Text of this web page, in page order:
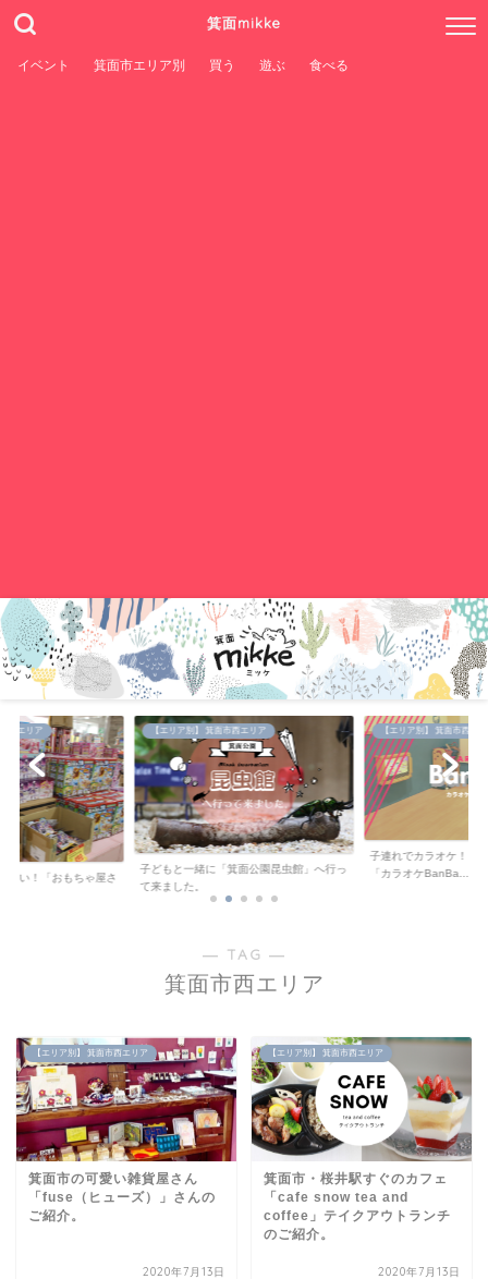
箕面mikke
イベント 箕面市エリア別 買う 遊ぶ 食べる
。
央エリア
安い！「おもちゃ屋さ
【エリア別】 箕面市西エリア
子どもと一緒に「箕面公園昆虫館」へ行っ
て来ました。
【エリア別】 箕面市西エ
子連れでカラオケ！キ
「カラオケBanBa...
― TAG ―
箕面市西エリア
【エリア別】 箕面市西エリア
箕面市の可愛い雑貨屋さん
「fuse（ヒューズ）」さんの
ご紹介。
2020年7月13日
【エリア別】 箕面市西エリア
箕面市・桜井駅すぐのカフェ
「cafe snow tea and
coffee」テイクアウトランチ
のご紹介。
2020年7月13日